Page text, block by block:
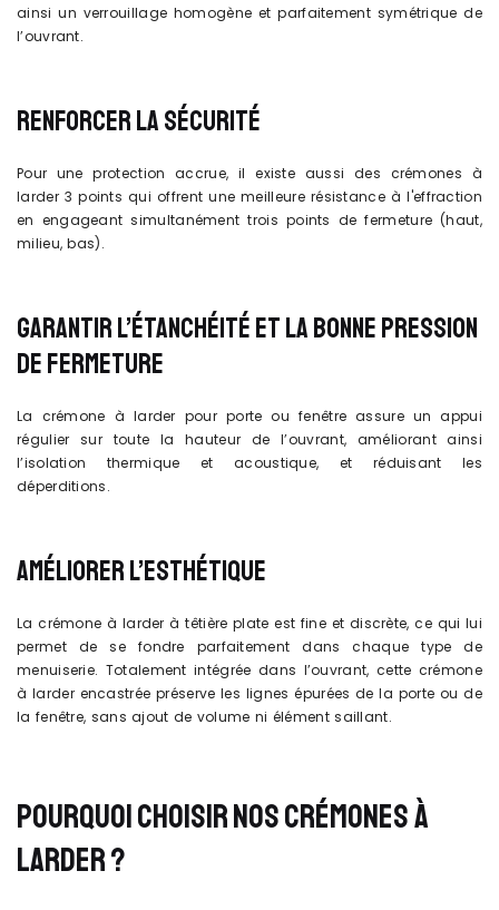
ainsi un verrouillage homogène et parfaitement symétrique de
l’ouvrant.
RENFORCER LA SÉCURITÉ
Pour une protection accrue, il existe aussi des crémones à
larder 3 points qui offrent une meilleure résistance à l'effraction
en engageant simultanément trois points de fermeture (haut,
milieu, bas).
GARANTIR L’ÉTANCHÉITÉ ET LA BONNE PRESSION
DE FERMETURE
La crémone à larder pour porte ou fenêtre assure un appui
régulier sur toute la hauteur de l’ouvrant, améliorant ainsi
l’isolation thermique et acoustique, et réduisant les
déperditions.
AMÉLIORER L’ESTHÉTIQUE
La crémone à larder à têtière plate est fine et discrète, ce qui lui
permet de se fondre parfaitement dans chaque type de
menuiserie. Totalement intégrée dans l’ouvrant, cette crémone
à larder encastrée préserve les lignes épurées de la porte ou de
la fenêtre, sans ajout de volume ni élément saillant.
POURQUOI CHOISIR NOS CRÉMONES À
LARDER ?